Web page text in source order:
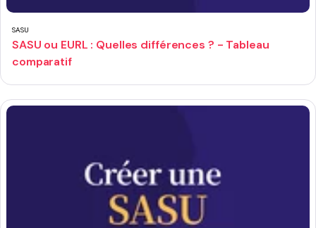
SASU
SASU ou EURL : Quelles différences ? - Tableau
comparatif